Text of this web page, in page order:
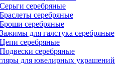
Серьги серебряные
Браслеты серебряные
Броши серебряные
Зажимы для галстука серебряные
Цепи серебряные
Подвески серебряные